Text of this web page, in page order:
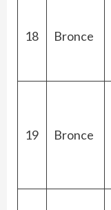
18 Bronce
19 Bronce